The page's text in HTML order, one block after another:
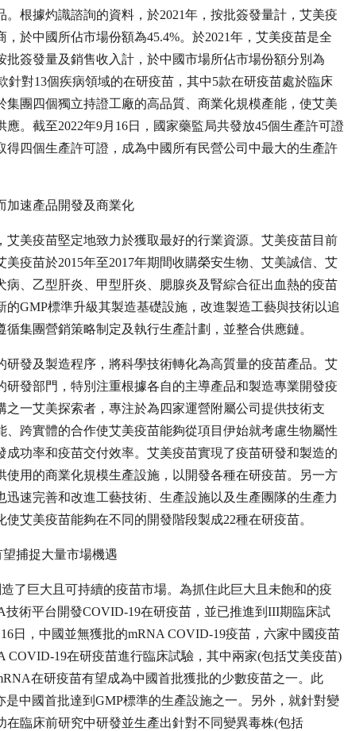
根據灼識諮詢的資料，於2021年，按批簽發量計，艾美疫
於中國所佔市場份額為45.4%。於2021年，艾美疫苗是全
簽發量及銷售收入計，於中國市場所佔市場份額分別為
針對13個疾病領域的在研疫苗，其中5款在研疫苗處於臨床
團四個獨立持證工廠的高品質、商業化規模產能，使艾美
。截至2022年9月16日，國家藥監局共發放45個生產許可證
四個生產許可證，成為中國所有民營公司中最大的生產許
加速產品開發及商業化
美疫苗堅定地致力於獲取最好的行業資源。艾美疫苗目前
疫苗於2015年至2017年期間收購榮安生物、艾美誠信、艾
、乙型肝炎、甲型肝炎、腮腺炎及腎綜合征出血熱的疫苗
GMP標準升級其製造基礎設施，改進製造工藝與技術以追
集團營銷策略制定及執行生產計劃，並整合供應鏈。
發及製造程序，將科學技術轉化為高質量的疫苗產品。艾
發部門，特別注重根據各自的主導產品和製造專業開發疫
一艾美探索者，專注於為四家運營附屬公司提供技術支
跨實體的合作使艾美疫苗能夠從項目伊始就考慮生物屬性
功率和疫苗交付效率。艾美疫苗實現了疫苗研發和製造的
用的商業化規模生產設施，以開發各種在研疫苗。另一方
速完善和改進工藝技術、生產設施以及生產團隊的生產力
艾美疫苗能夠在不同的開發階段製成22種在研疫苗。
捕捉大量市場機遇
了巨大且可持續的疫苗市場。為抓住此巨大且未飽和的疫
術平台開發COVID-19在研疫苗，並已推進到III期臨床試
日，中國並無獲批的mRNA COVID-19疫苗，六家中國疫苗
COVID-19在研疫苗進行臨床試驗，其中兩家(包括艾美疫苗)
在研疫苗有望成為中國首批獲批的少數疫苗之一。此
中國首批達到GMP標準的生產設施之一。另外，就針對變
臨床前研究中研發並生產出針對不同變異毒株(包括